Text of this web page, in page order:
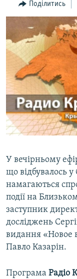
до
пошуку
ПОГЛЯД
ВСЕ ЗА ДЕНЬ
СПЕЦПРОЕКТИ
ДЕПОРТАЦІЯ
ВІДЕОУРОКИ
СВІДЧЕННЯ
УКРАЇНСЬКА
ЯК ОБІЙТИ
Русский
Qırımtatar
Усі сайти RFE/
Поділитись
У вечірньому
що відбувалось
намагаються
події на
заступник
досліджень
видання «Новое
Павло Казарін.
Програма Радіо